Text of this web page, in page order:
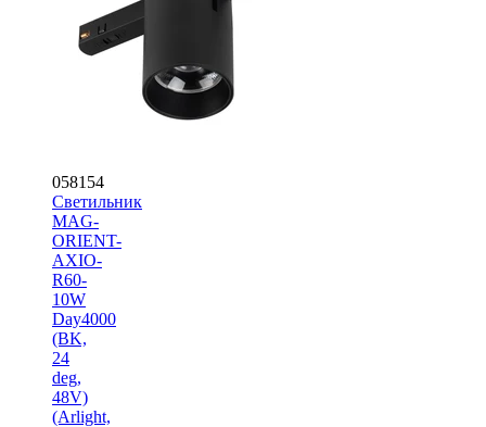
058154
Светильник
MAG-
ORIENT-
AXIO-
R60-
10W
Day4000
(BK,
24
deg,
48V)
(Arlight,